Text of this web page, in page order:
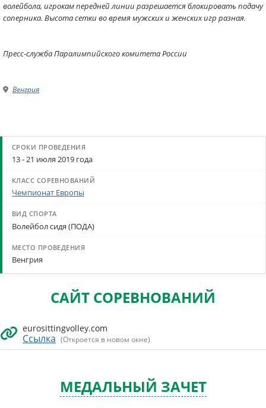
волейбола, игрокам передней линии разрешается блокировать подачу
соперника. Высота сетки во время мужских и женских игр разная.
Пресс-служба Паралимпийского комитета России
Венгрия
13 - 21 июля 2019 года
Чемпионат Европы
Волейбол сидя (ПОДА)
Венгрия
САЙТ СОРЕВНОВАНИЙ
eurosittingvolley.com
Ссылка (Откроется в новом окне)
МЕДАЛЬНЫЙ ЗАЧЕТ